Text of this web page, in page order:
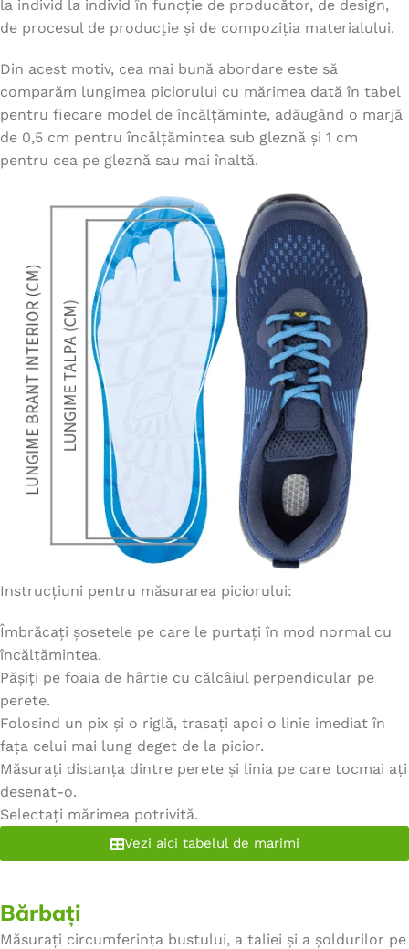
la individ la individ în funcție de producător, de design,
de procesul de producție și de compoziția materialului.
Din acest motiv, cea mai bună abordare este să
comparăm lungimea piciorului cu mărimea dată în tabel
pentru fiecare model de încălțăminte, adăugând o marjă
de 0,5 cm pentru încălțămintea sub gleznă și 1 cm
pentru cea pe gleznă sau mai înaltă.
Instrucțiuni pentru măsurarea piciorului:
Îmbrăcați șosetele pe care le purtați în mod normal cu
încălțămintea.
Pășiți pe foaia de hârtie cu călcâiul perpendicular pe
perete.
Folosind un pix și o riglă, trasați apoi o linie imediat în
fața celui mai lung deget de la picior.
Măsurați distanța dintre perete și linia pe care tocmai ați
desenat-o.
Selectați mărimea potrivită.
Vezi aici tabelul de marimi
Bărbați
Măsurați circumferința bustului, a taliei și a șoldurilor pe